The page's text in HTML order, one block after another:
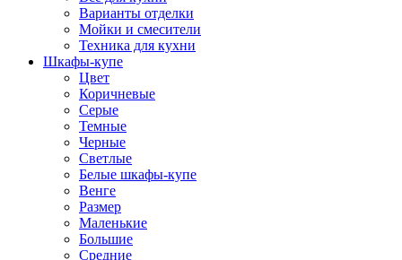
Варианты отделки
Мойки и смесители
Техника для кухни
Шкафы-купе
Цвет
Коричневые
Серые
Темные
Черные
Светлые
Белые шкафы-купе
Венге
Размер
Маленькие
Большие
Средние